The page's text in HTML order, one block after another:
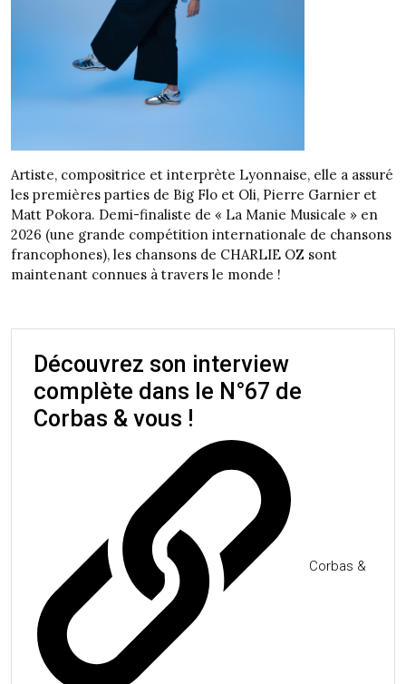
Artiste, compositrice et interprète Lyonnaise, elle a assuré
les premières parties de Big Flo et Oli, Pierre Garnier et
Matt Pokora. Demi-finaliste de « La Manie Musicale » en
2026 (une grande compétition internationale de chansons
francophones), les chansons de CHARLIE OZ sont
maintenant connues à travers le monde !
Découvrez son interview
complète dans le N°67 de
Corbas & vous !
Corbas &